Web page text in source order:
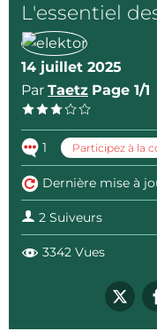
L'essentiel
14 juillet 2025
Par Taetz Page 1/1
1 Participez à la
Dernière mise à
2 Suiveurs
3342 Vues